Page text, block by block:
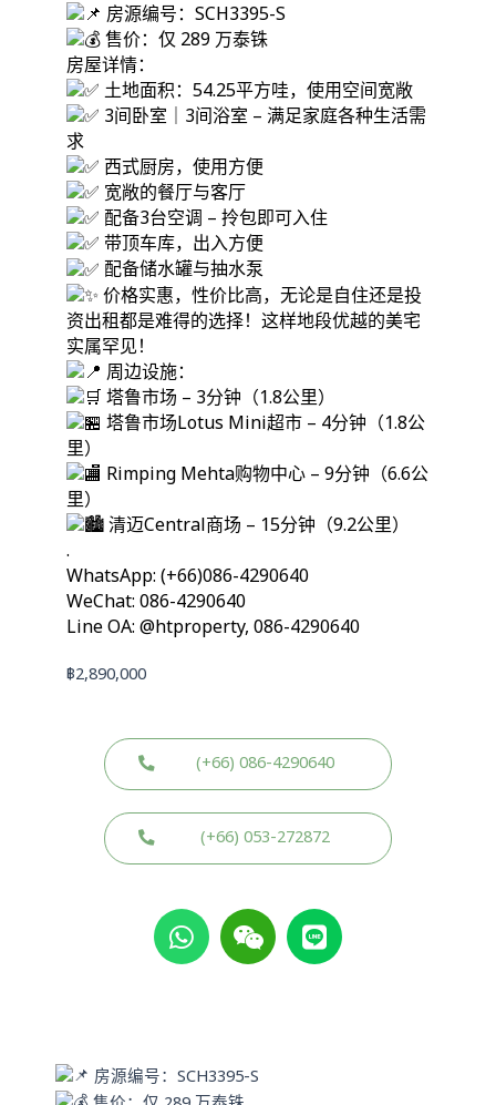
房源编号：SCH3395-S
售价：仅 289 万泰铢
房屋详情：
土地面积：54.25平方哇，使用空间宽敞
3间卧室｜3间浴室 – 满足家庭各种生活需
求
西式厨房，使用方便
宽敞的餐厅与客厅
配备3台空调 – 拎包即可入住
带顶车库，出入方便
配备储水罐与抽水泵
价格实惠，性价比高，无论是自住还是投
资出租都是难得的选择！这样地段优越的美宅
实属罕见！
周边设施：
塔鲁市场 – 3分钟（1.8公里）
塔鲁市场Lotus Mini超市 – 4分钟（1.8公
里）
Rimping Mehta购物中心 – 9分钟（6.6公
里）
清迈Central商场 – 15分钟（9.2公里）
.
WhatsApp: (+66)086-4290640
WeChat: 086-4290640
Line OA: @htproperty, 086-4290640
฿2,890,000
(+66) 086-4290640
(+66) 053-272872
W
h
a
p
p
W
e
i
L
i
n
房源编号：SCH3395-S